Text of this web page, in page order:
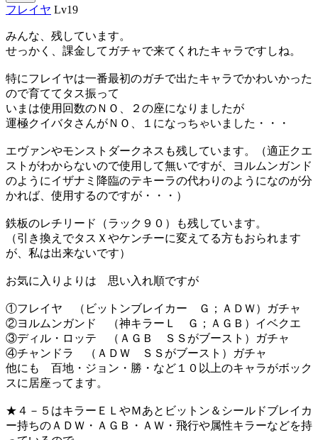
フレイヤ Lv19
みんな、残しています。
せっかく、課金してガチャで来てくれたキャラですしね。
特にフレイヤは一番最初のガチで出たキャラでかわいかった
ので育ててタス振って
いまは使用回数のＮＯ、２の座になりましたが
運極クイバタさんがＮＯ、１になっちゃいました・・・
エヴァンやモンストダークネスも残しています。（適正クエ
ストがわからないので使用して無いですが、ヨルムンガンド
のようにイザナミ降臨のテキーラの代わりのようになのが分
かれば、使用するのですが・・・）
鉄板のレチリード（ラック９０）も残しています。
（引き換えでタスＸやケンチーに変えてる方もおられます
が、私は出来ないです）
お気に入りよりは 思い入れ順ですが
①フレイヤ （ビットンブレイカー Ｇ；ＡＤＷ）ガチャ
②ヨルムンガンド （神キラーＬ Ｇ；ＡＧＢ）イベクエ
③ディル・ロッテ （ＡＧＢ ＳＳがブースト）ガチャ
④チャンドラ （ＡＤＷ ＳＳがブースト）ガチャ
他にも 百地・ジョン・勝・など１０以上のキャラがボック
スに居座ってます。
★４－５はキラーＥＬやＭあとビットン＆シールドブレイカ
ー持ちのＡＤＷ・ＡＧＢ・ＡＷ・飛行や属性キラーなどを持